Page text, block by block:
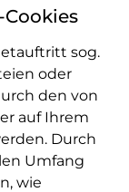
Cookies
sog.
oder
den von
auf Ihrem
Durch
Umfang
wie